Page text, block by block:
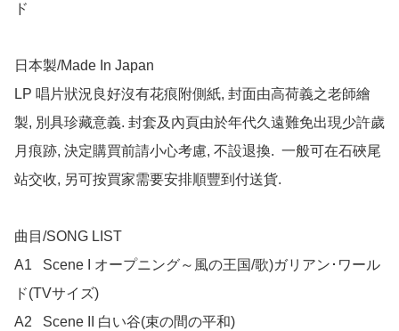
ド
日本製/Made In Japan
LP 唱片狀況良好沒有花痕附側紙, 封面由高荷義之老師繪
製, 別具珍藏意義. 封套及內頁由於年代久遠難免出現少許歲
月痕跡, 決定購買前請小心考慮, 不設退換.  一般可在石硤尾
站交收, 另可按買家需要安排順豐到付送貨.
曲目/SONG LIST
A1	Scene I オープニング～風の王国/歌)ガリアン･ワール
ド(TVサイズ)
A2	Scene II 白い谷(束の間の平和)